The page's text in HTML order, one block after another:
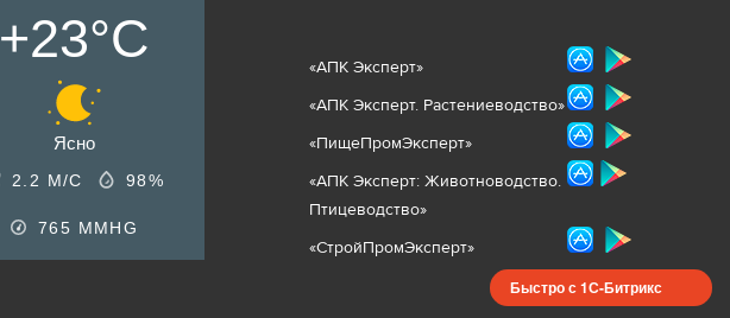
+23°C
Ясно
2.2 М/С 98%
765 MMHG
«АПК Эксперт»
«АПК Эксперт. Растениеводство»
«ПищеПромЭксперт»
«АПК Эксперт: Животноводство.
Птицеводство»
«СтройПромЭксперт»
Быстро с 1С-Битрикс